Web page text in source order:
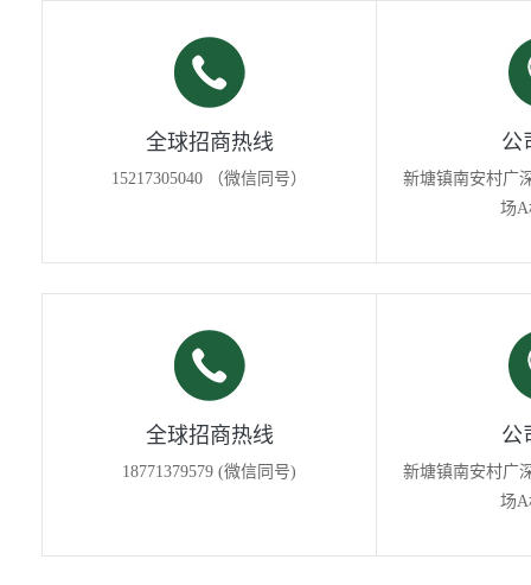
全球招商热线
15217305040 （微信同号）
公
新塘镇南安村广
场A
全球招商热线
18771379579 (微信同号)
公
新塘镇南安村广
场A